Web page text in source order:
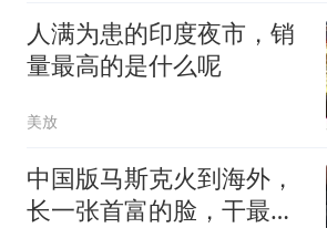
人满为患的印度夜市，销
量最高的是什么呢
美放
中国版马斯克火到海外，
长一张首富的脸，干最接